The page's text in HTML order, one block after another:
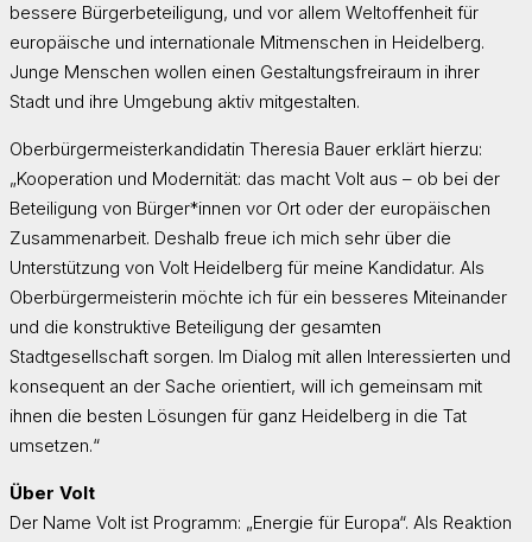
bessere Bürgerbeteiligung, und vor allem Weltoffenheit für
europäische und internationale Mitmenschen in Heidelberg.
Junge Menschen wollen einen Gestaltungsfreiraum in ihrer
Stadt und ihre Umgebung aktiv mitgestalten.
Oberbürgermeisterkandidatin Theresia Bauer erklärt hierzu:
„Kooperation und Modernität: das macht Volt aus – ob bei der
Beteiligung von Bürger*innen vor Ort oder der europäischen
Zusammenarbeit. Deshalb freue ich mich sehr über die
Unterstützung von Volt Heidelberg für meine Kandidatur. Als
Oberbürgermeisterin möchte ich für ein besseres Miteinander
und die konstruktive Beteiligung der gesamten
Stadtgesellschaft sorgen. Im Dialog mit allen Interessierten und
konsequent an der Sache orientiert, will ich gemeinsam mit
ihnen die besten Lösungen für ganz Heidelberg in die Tat
umsetzen.“
Über Volt
Der Name Volt ist Programm: „Energie für Europa“. Als Reaktion